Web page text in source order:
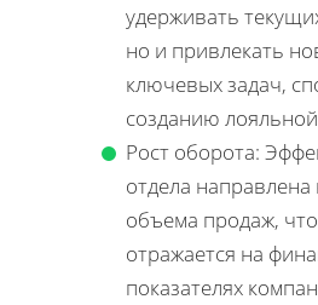
удерживать
но и привлекать
ключевых задач,
созданию
Рост оборота:
отдела
объема продаж,
отражается на
показателях